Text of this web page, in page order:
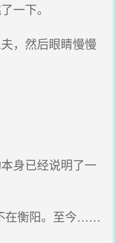
一下。
，然后眼睛慢慢
身已经说明了一
在衡阳。至今……